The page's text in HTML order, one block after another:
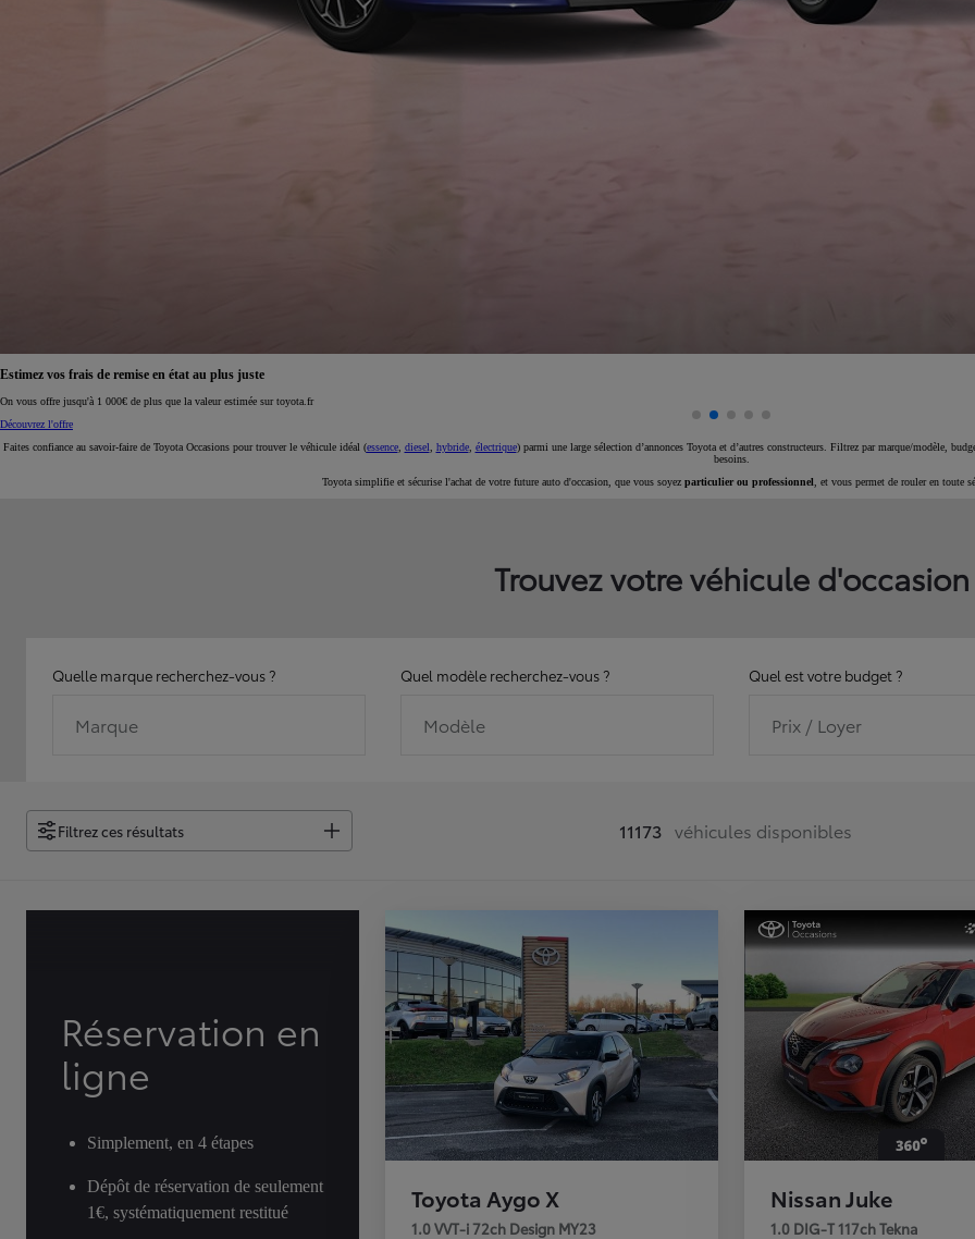
Nouvelle Yaris Cross
Disponible prochainement
Estimez vos frais de remise en état au plus juste
On vous offre jusqu'à 1 000€ de plus que la valeur estimée sur toyota.fr
Découvrez l'offre
Faites confiance au savoir-faire de Toyota Occasions pour trouver le véhicule idéal (essence, diesel hybride, électrique) parmi une large sélection d’annonces Toyota et d’autres constructeurs. Filtrez par marque/modèle,
besoins.
Toyota simplifie et sécurise l'achat de votre future auto d'occasion, que vous soyez particulier ou professionnel , et vous permet de rouler en toute
Trouvez votre véhicule d'occasion
Quelle marque recherchez-vous ?
Marque
Quel modèle recherchez-vous ?
Modèle
Quel est votre budget ?
Prix / Loyer
Filtrez ces résultats 11173 véhicules disponibles
Réservation en
ligne
Simplement, en 4 étapes
Dépôt de réservation de seulement
1€, systématiquement restitué
Toyota Aygo X
1.0 VVT-i 72ch Design MY23
Nissan Juke
1.0 DIG-T 117ch Tekna